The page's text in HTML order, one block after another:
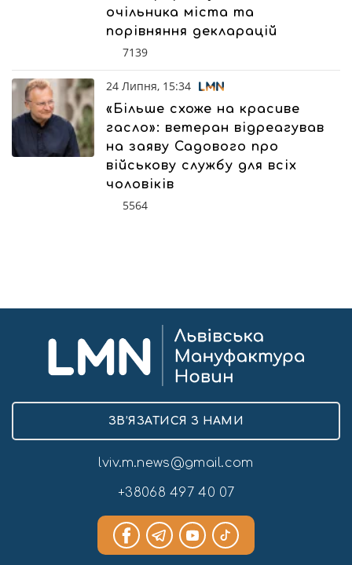
очільника міста та
порівняння декларацій
7139
24 Липня, 15:34
«Більше схоже на красиве
гасло»: ветеран відреагував
на заяву Садового про
військову службу для всіх
чоловіків
5564
ЗВ’ЯЗАТИСЯ З НАМИ
lviv.m.news@gmail.com
+38068 497 40 07